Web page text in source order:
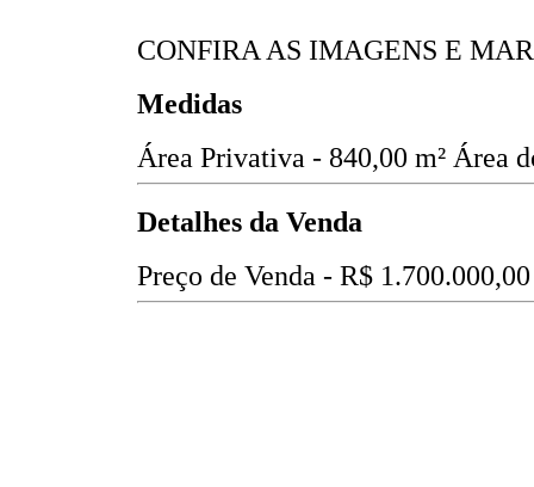
CONFIRA AS IMAGENS E
Medidas
Área Privativa - 840,00 m² Área
Detalhes da Venda
Preço de Venda - R$ 1.700.000,00